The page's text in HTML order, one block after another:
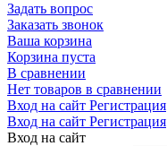
Задать вопрос
Заказать звонок
Ваша корзина
Корзина пуста
В сравнении
Нет товаров в сравнении
Вход на сайт Регистрация
Вход на сайт Регистрация
Вход на сайт